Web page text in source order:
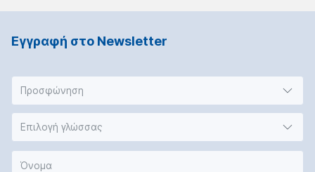
Εγγραφή στο Νewsletter
Προσφώνηση
Επιλογή γλώσσας